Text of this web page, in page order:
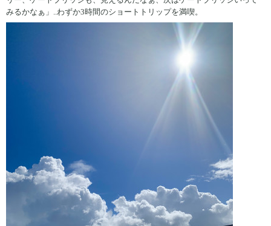
みるかなぁ」..わずか3時間のショートトリップを満喫。